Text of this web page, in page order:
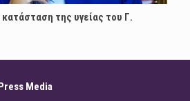
της υγείας του Γ.
Media